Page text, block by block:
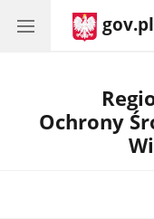
gov.pl
Ochrony